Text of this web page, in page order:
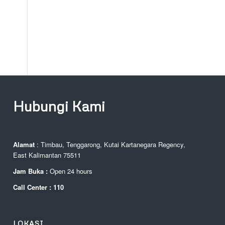
Hubungi Kami
Alamat : Timbau, Tenggarong, Kutai Kartanegara Regency,
East Kalimantan 75511
Jam Buka :Open 24 hours
Call Center : 110
LOKASI